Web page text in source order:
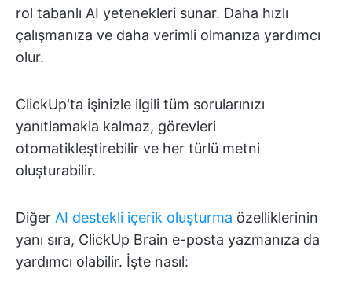
rol tabanlı AI yetenekleri sunar. Daha hızlı
çalışmanıza ve daha verimli olmanıza yardımcı
olur.
ClickUp'ta işinizle ilgili tüm sorularınızı
yanıtlamakla kalmaz, görevleri
otomatikleştirebilir ve her türlü metni
oluşturabilir.
Diğer AI destekli içerik oluşturma özelliklerinin
yanı sıra, ClickUp Brain e-posta yazmanıza da
yardımcı olabilir. İşte nasıl: